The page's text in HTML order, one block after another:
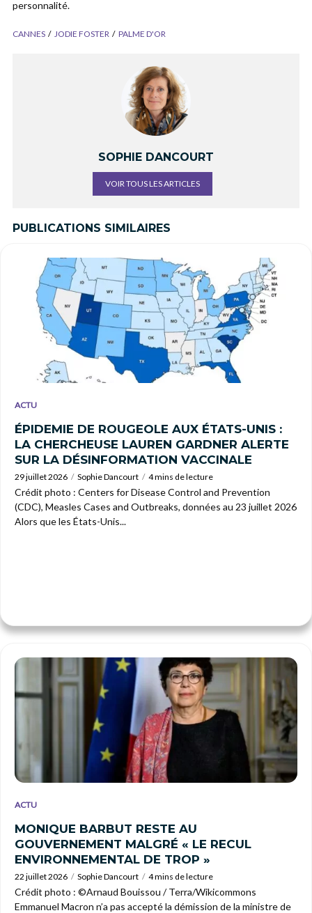
personnalité.
CANNES JODIE FOSTER PALME D'OR
SOPHIE DANCOURT
VOIR TOUS LES ARTICLES
PUBLICATIONS SIMILAIRES
ACTU
ÉPIDEMIE DE ROUGEOLE AUX ÉTATS-UNIS :
LA CHERCHEUSE LAUREN GARDNER ALERTE
SUR LA DÉSINFORMATION VACCINALE
29 juillet 2026 Sophie Dancourt 4 mins de lecture
Crédit photo : Centers for Disease Control and Prevention
(CDC), Measles Cases and Outbreaks, données au 23 juillet 2026
Alors que les États-Unis...
ACTU
MONIQUE BARBUT RESTE AU
GOUVERNEMENT MALGRÉ « LE RECUL
ENVIRONNEMENTAL DE TROP »
22 juillet 2026 Sophie Dancourt 4 mins de lecture
Crédit photo : ©Arnaud Bouissou / Terra/Wikicommons
Emmanuel Macron n’a pas accepté la démission de la ministre de